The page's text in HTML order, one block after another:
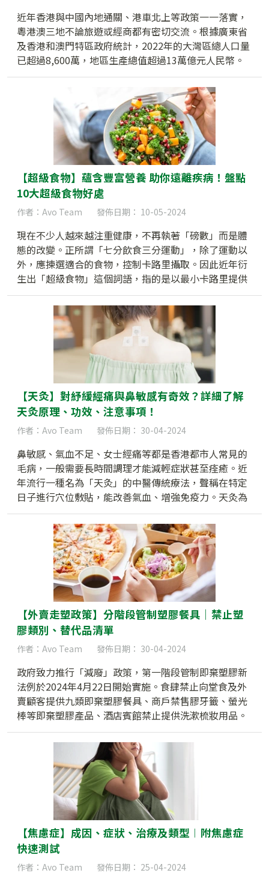
近年香港與中國內地通關、港車北上等政策一一落實，
粵港澳三地不論旅遊或經商都有密切交流。根據廣東省
及香港和澳門特區政府統計，2022年的大灣區總人口量
已超過8,600萬，地區生產總值超過13萬億元人民幣。
龐大的人口數，對企業來說具有重大發展潛力，為了幫
助有意進軍大灣區市場的港商，香港貿易發展局提供多
元化支援，包括特設的GoGBA一站式平台，讓你隨時隨
地都能發掘灣區新機遇！
【超級食物】蘊含豐富營養 助你遠離疾病！盤點
10大超級食物好處
作者：Avo Team 發佈日期： 10-05-2024
現在不少人越來越注重健康，不再執著「磅數」而是體
態的改變。正所謂「七分飲食三分運動」，除了運動以
外，應揀選適合的食物，控制卡路里攝取。因此近年衍
生出「超級食物」這個詞語，指的是以最小卡路里提供
最大營養價值的食品。我們會為大家介紹10種超級食物
及其功效，讓你食出健康人生！
【天灸】對紓緩經痛與鼻敏感有奇效？詳細了解
天灸原理、功效、注意事項！
作者：Avo Team 發佈日期： 30-04-2024
鼻敏感、氣血不足、女士經痛等都是香港都市人常見的
毛病，一般需要長時間調理才能減輕症狀甚至痊癒。近
年流行一種名為「天灸」的中醫傳統療法，聲稱在特定
日子進行穴位敷貼，能改善氣血、增強免疫力。天灸為
何能改善體質？是否人人也適合？下文為大家講解天灸
的原理、功效及其他相關問題。
【外賣走塑政策】分階段管制塑膠餐具｜禁止塑
膠類別、替代品清單
作者：Avo Team 發佈日期： 30-04-2024
政府致力推行「減廢」政策，第一階段管制即棄塑膠新
法例於2024年4月22日開始實施。食肆禁止向堂食及外
賣顧客提供九類即棄塑膠餐具、商戶禁售膠牙籤、螢光
棒等即棄塑膠產品、酒店賓館禁止提供洗漱梳妝用品。
本文總結了第一階段禁止塑膠種類、獲豁免情況、罰
則、常見問題等，讓你迅速了解新法例。
【焦慮症】成因、症狀、治療及類型︱附焦慮症
快速測試
作者：Avo Team 發佈日期： 25-04-2024